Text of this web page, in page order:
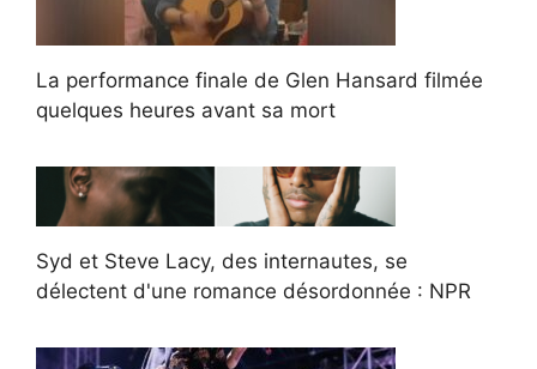
La performance finale de Glen Hansard filmée
quelques heures avant sa mort
Syd et Steve Lacy, des internautes, se
délectent d'une romance désordonnée : NPR